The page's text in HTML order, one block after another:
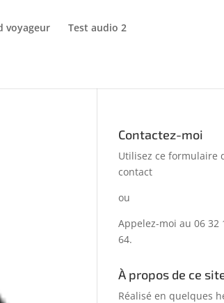
voyageur Test audio 2
Contactez-moi
Utilisez ce formulaire
contact
ou
Appelez-moi au 06 32
64.
À propos de ce
Réalisé en quelques